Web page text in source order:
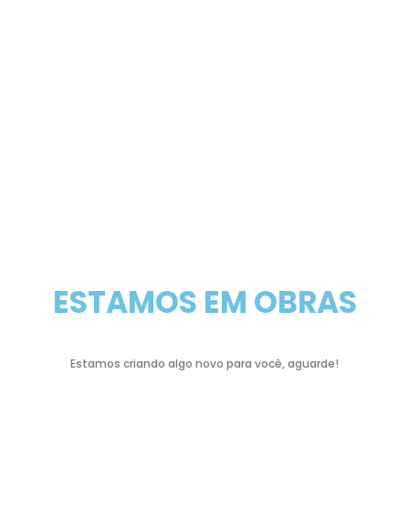
ESTAMOS EM OBRAS
Estamos criando algo novo para você, aguarde!